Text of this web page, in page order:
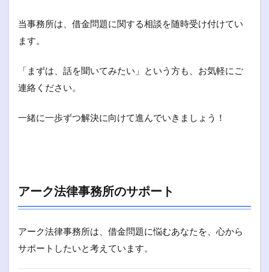
当事務所は、借金問題に関する相談を随時受け付けてい
ます。
「まずは、話を聞いてみたい」という方も、お気軽にご
連絡ください。
一緒に一歩ずつ解決に向けて進んでいきましょう！
アーク法律事務所のサポート
アーク法律事務所は、借金問題に悩むあなたを、心から
サポートしたいと考えています。